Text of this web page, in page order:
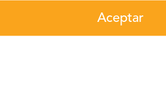
Aceptar